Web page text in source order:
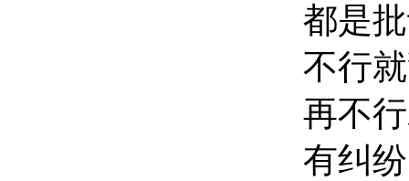
都是
不行
再不
有纠